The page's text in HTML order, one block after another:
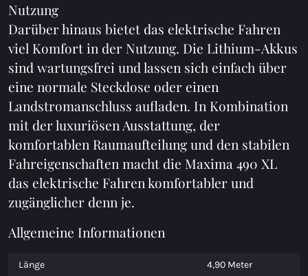
Nutzung
Darüber hinaus bietet das elektrische Fahren
viel Komfort in der Nutzung. Die Lithium-Akkus
sind wartungsfrei und lassen sich einfach über
eine normale Steckdose oder einen
Landstromanschluss aufladen. In Kombination
mit der luxuriösen Ausstattung, der
komfortablen Raumaufteilung und den stabilen
Fahreigenschaften macht die Maxima 490 XL
das elektrische Fahren komfortabler und
zugänglicher denn je.
Allgemeine Informationen
Länge 4,90 Meter